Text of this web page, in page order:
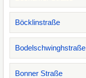
Böcklinstraße
Bodelschwinghstraße
Bonner Straße